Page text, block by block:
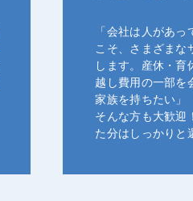
「会社は人があ
こそ、さまざまな
します。産休・育
越し費用の一部を
家族を持ちたい」
そんな方も大歓迎
た分はしっかりと